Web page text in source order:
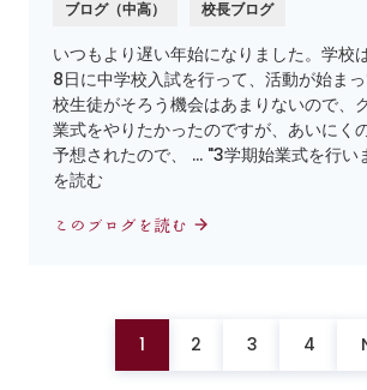
ブログ（中高） 校長ブログ
いつもより遅い年始になりました。学校
8日に中学校入試を行って、活動が始ま
校生徒がそろう機会はあまりないので、
業式をやりたかったのですが、あいにく
予想されたので、 … "3学期始業式を行い
を読む
このブログを読む
1 2 3 4